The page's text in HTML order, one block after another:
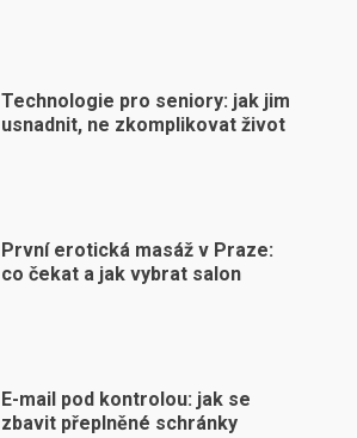
Technologie pro seniory: jak jim
usnadnit, ne zkomplikovat život
První erotická masáž v Praze:
co čekat a jak vybrat salon
E-mail pod kontrolou: jak se
zbavit přeplněné schránky